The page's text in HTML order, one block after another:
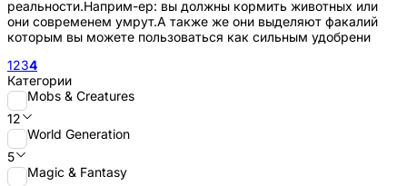
реальности.Наприм-ер: вы должны кормить животных или
они современем умрут.А также же они выделяют факалий
которым вы можете пользоваться как сильным удобрени
1234
Категории
Mobs & Creatures
12
World Generation
5
Magic & Fantasy